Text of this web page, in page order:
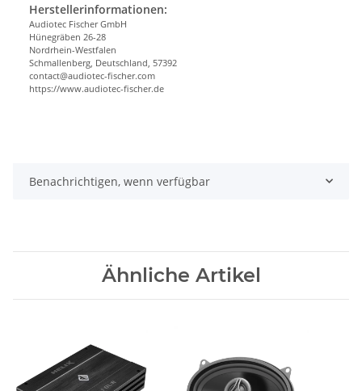
Herstellerinformationen:
Audiotec Fischer GmbH
Hünegräben 26-28
Nordrhein-Westfalen
Schmallenberg, Deutschland, 57392
contact@audiotec-fischer.com
https://www.audiotec-fischer.de
Benachrichtigen, wenn verfügbar
Ähnliche Artikel